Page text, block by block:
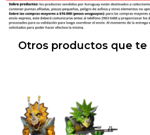
Otros productos que